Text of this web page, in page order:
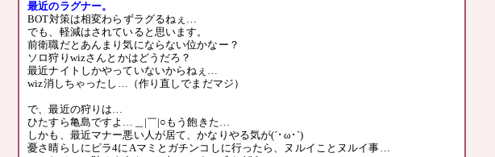
最近のラグナー。
BOT対策は相変わらずラグるねぇ…
でも、軽減はされていると思います。
前衛職だとあんまり気にならない位かなー？
ソロ狩りwizさんとかはどうだろ？
最近ナイトしかやっていないからねぇ…
wiz消しちゃったし…（作り直しでまだマジ）
で、最近の狩りは…
ひたすら亀島ですよ…＿|￣|○もう飽きた…
しかも、最近マナー悪い人が居て、かなりやる気が(´･ω･`)
憂さ晴らしにピラ4にAマミとガチンコしに行ったら、ヌルイことヌルイ事…